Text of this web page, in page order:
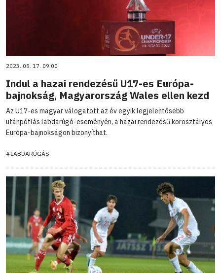
2023. 05. 17. 09:00
Indul a hazai rendezésű U17-es Európa-
bajnokság, Magyarország Wales ellen kezd
Az U17-es magyar válogatott az év egyik legjelentősebb
utánpótlás labdarúgó-eseményén, a hazai rendezésű korosztályos
Európa-bajnokságon bizonyíthat.
#LABDARÚGÁS